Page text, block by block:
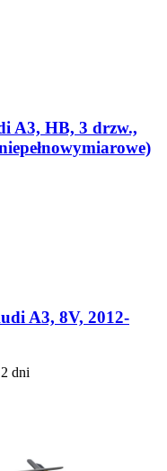
A3, HB, 3 drzw.,
A3, 8V, 2012-
dni